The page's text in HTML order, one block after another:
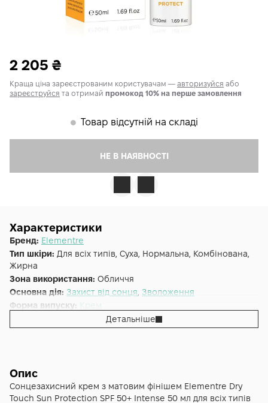
2 205 ₴
Краща ціна зареєстрованим користувачам — авторизуйся або
зареєструйся та отримай промокод 10% на перше замовлення
𒊹 Товар відсутній на складі
НЕ В НАЯВНОСТІ
Характеристики
Бренд: Elementre
Тип шкіри: Для всіх типів, Суха, Нормальна, Комбінована,
Жирна
Зона використання: Обличчя
Основна дія: Захист від сонця Зволоження
Форма випуску:
Крем
Детальніше
Опис
Сонцезахисний крем з матовим фінішем Elementre Dry
Touch Sun Protection SPF 50+ Intense 50 мл для всіх типів